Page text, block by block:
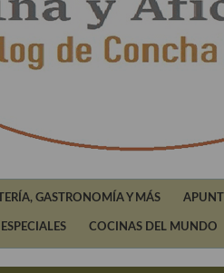
GASTRONOMÍA Y MÁS
ESPECIALES COCINAS DEL MUNDO